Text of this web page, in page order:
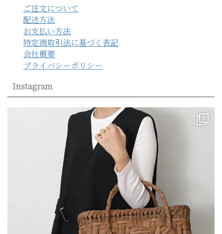
ご注文について
配送方法
お支払い方法
特定商取引法に基づく表記
会社概要
プライバシーポリシー
Instagram